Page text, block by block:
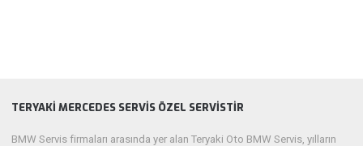
TERYAKI MERCEDES SERVIS ÖZEL SERVISTIR
BMW Servis firmaları arasında yer alan Teryaki Oto BMW Servis, yılların